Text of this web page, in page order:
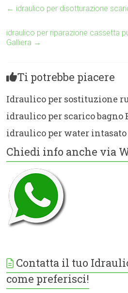
← idraulico per disotturazione
idraulico per riparazione cassetta
Galliera →
Ti potrebbe piacere
Idraulico per sostituzione
idraulico per scarico
idraulico per water
Chiedi info anche via
Contatta il tuo
come preferisci!